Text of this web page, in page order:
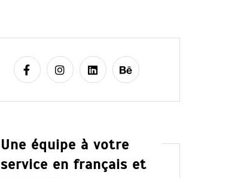
Une équipe à votre
service en français et